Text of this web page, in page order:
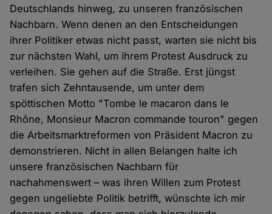
Deutschlands hinweg, zu unseren französischen
Nachbarn. Wenn denen an den Entscheidungen
ihrer Politiker etwas nicht passt, warten sie nicht bis
zur nächsten Wahl, um ihrem Protest Ausdruck zu
verleihen. Sie gehen auf die Straße. Erst jüngst
trafen sich Zehntausende, um unter dem
spöttischen Motto "Tombe le macaron dans le
Rhône, Monsieur Macron commande touron" gegen
die Arbeitsmarktreformen von Präsident Macron zu
demonstrieren. Nicht in allen Belangen halte ich
unsere französischen Nachbarn für
nachahmenswert – was ihren Willen zum Protest
gegen ungeliebte Politik betrifft, wünschte ich mir